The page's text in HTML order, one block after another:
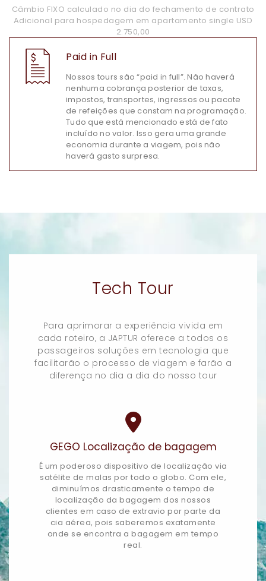
Câmbio FIXO calculado no dia do fechamento de contrato
Adicional para hospedagem em apartamento single USD
2.750,00
Paid in Full
Nossos tours são “paid in full”. Não haverá
nenhuma cobrança posterior de taxas,
impostos, transportes, ingressos ou pacote
de refeições que constam na programação.
Tudo que está mencionado está de fato
incluído no valor. Isso gera uma grande
economia durante a viagem, pois não
haverá gasto surpresa.
Tech Tour
Para aprimorar a experiência vivida em
cada roteiro, a JAPTUR oferece a todos os
passageiros soluções em tecnologia que
facilitarão o processo de viagem e farão a
diferença no dia a dia do nosso tour
GEGO Localização de bagagem
É um poderoso dispositivo de localização via
satélite de malas por todo o globo. Com ele,
diminuímos drasticamente o tempo de
localização da bagagem dos nossos
clientes em caso de extravio por parte da
cia aérea, pois saberemos exatamente
onde se encontra a bagagem em tempo
real.